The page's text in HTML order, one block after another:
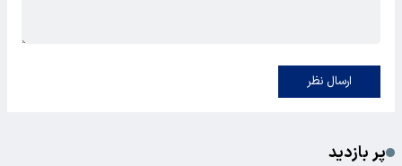
ارسال نظر
پر بازدید